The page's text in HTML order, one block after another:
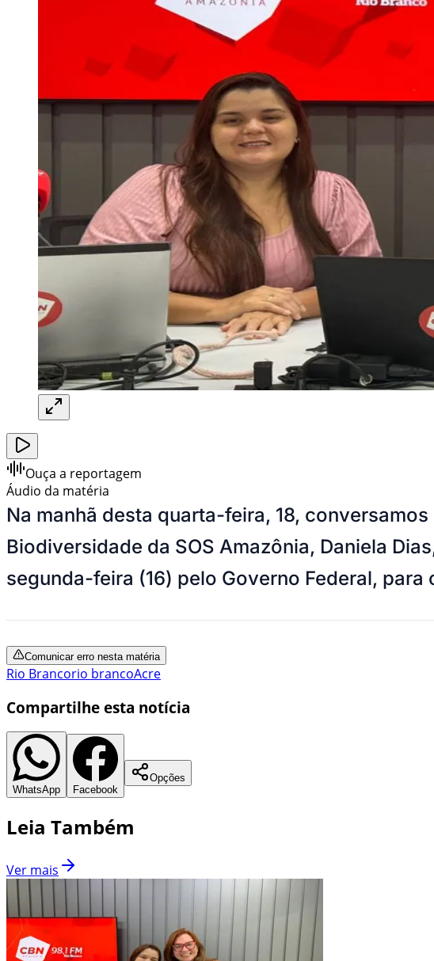
Ouça a reportagem
Áudio da matéria
Na manhã desta quarta-feira, 18,
Biodiversidade da SOS Amazônia, Daniela
segunda-feira (16) pelo Governo Federal,
Comunicar erro nesta matéria
Rio Brancorio brancoAcre
Compartilhe esta notícia
WhatsApp Facebook
Opções
Leia Também
Ver mais